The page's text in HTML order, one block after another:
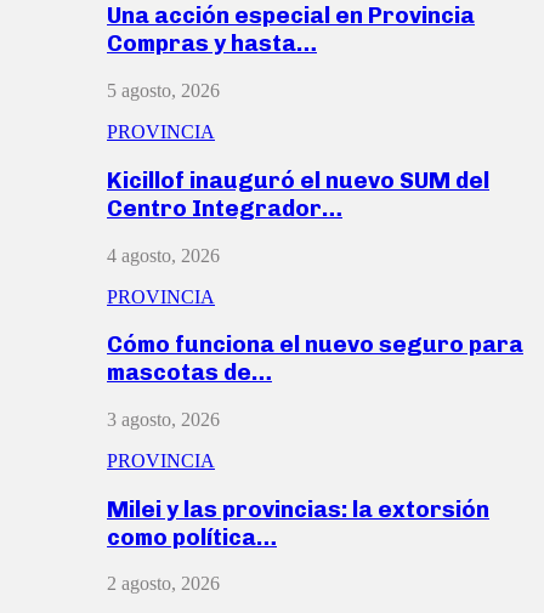
Una acción especial en Provincia
Compras y hasta…
5 agosto, 2026
PROVINCIA
Kicillof inauguró el nuevo SUM del
Centro Integrador…
4 agosto, 2026
PROVINCIA
Cómo funciona el nuevo seguro para
mascotas de…
3 agosto, 2026
PROVINCIA
Milei y las provincias: la extorsión
como política…
2 agosto, 2026